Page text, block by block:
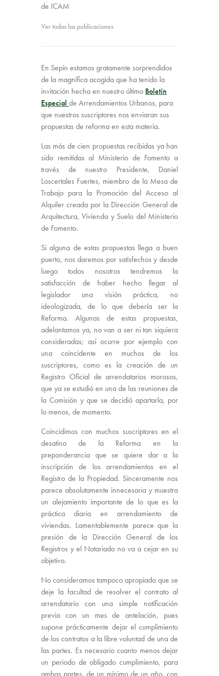
de ICAM
Ver todas las publicaciones
En Sepín estamos gratamente sorprendidos
de la magnifica acogida que ha tenido la
invitación hecha en nuestro último Boletín
Especial de Arrendamientos Urbanos, para
que nuestros suscriptores nos enviaran sus
propuestas de reforma en esta materia.
Las más de cien propuestas recibidas ya han
sido remitidas al Ministerio de Fomento a
través de nuestro Presidente, Daniel
Loscertales Fuertes, miembro de la Mesa de
Trabajo para la Promoción del Acceso al
Alquiler creada por la Dirección General de
Arquitectura, Vivienda y Suelo del Ministerio
de Fomento.
Si alguna de estas propuestas llega a buen
puerto, nos daremos por satisfechos y desde
luego todos nosotros tendremos la
satisfacción de haber hecho llegar al
legislador una visión práctica, no
ideologizada, de lo que debería ser la
Reforma. Algunas de estas propuestas,
adelantamos ya, no van a ser ni tan siquiera
consideradas; así ocurre por ejemplo con
una coincidente en muchos de los
suscriptores, como es la creación de un
Registro Oficial de arrendatarios morosos,
que ya se estudió en una de las reuniones de
la Comisión y que se decidió apartarla, por
lo menos, de momento.
Coincidimos con muchos suscriptores en el
desatino de la Reforma en la
preponderancia que se quiere dar a la
inscripción de los arrendamientos en el
Registro de la Propiedad. Sinceramente nos
parece absolutamente innecesaria y muestra
un alejamiento importante de lo que es la
práctica diaria en arrendamiento de
viviendas. Lamentablemente parece que la
presión de la Dirección General de los
Registros y el Notariado no va a cejar en su
objetivo.
No consideramos tampoco apropiado que se
deje la facultad de resolver el contrato al
arrendatario con una simple notificación
previa con un mes de antelación, pues
supone prácticamente dejar el cumplimiento
de los contratos a la libre voluntad de una de
las partes. Es necesario cuanto menos dejar
un periodo de obligado cumplimiento, para
ambas partes, de un mínimo de un año, con